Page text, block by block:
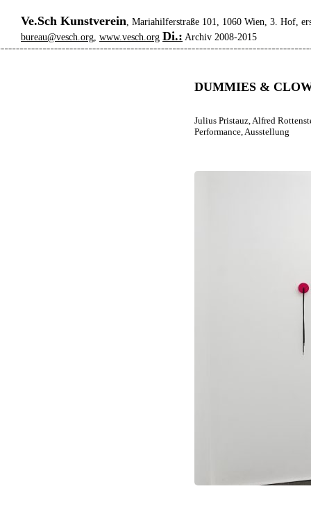
Ve.Sch Kunstverein, Mariahilferstraße 101, 1060 Wien, 3. Hof,
bureau@vesch.org, www.vesch.org Di.: Archiv 2008-2015
DUMMIES &
Julius Pristauz, Alfred
Performance, Ausstellung